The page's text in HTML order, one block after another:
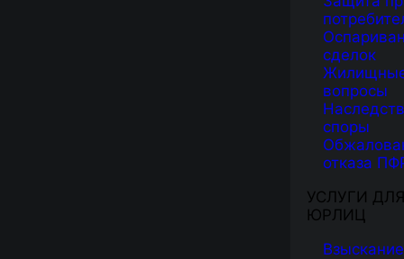
сделок
вопросы
споры
отказа
УСЛУГИ ДЛЯ
ЮРЛИЦ